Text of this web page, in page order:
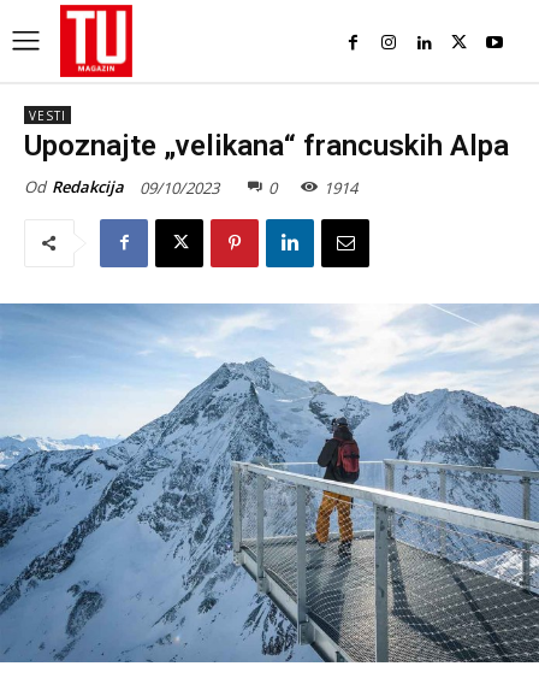
VESTI
Upoznajte „velikana“ francuskih Alpa
Od Redakcija 09/10/2023 0 1914